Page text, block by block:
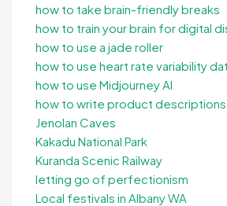
how to take brain-friendly breaks
how to train your brain for digital
how to use a jade roller
how to use heart rate variability
how to use Midjourney AI
how to write product descriptions
Jenolan Caves
Kakadu National Park
Kuranda Scenic Railway
letting go of perfectionism
Local festivals in Albany WA